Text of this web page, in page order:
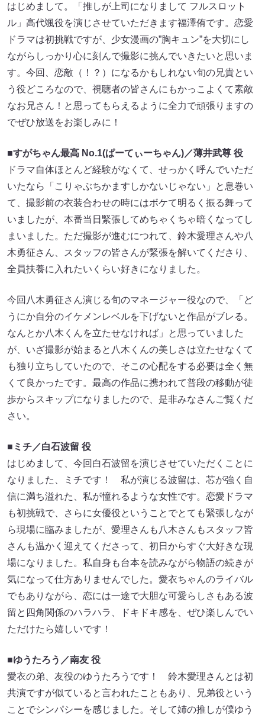
はじめまして。「推しが上司になりまして フルスロット
ル」⾼代颯役を演じさせていただきます福澤侑です。恋愛
ドラマは初挑戦ですが、少⼥漫画の”胸キュン”を⼤切にし
ながらしっかり⼼に刻んで撮影に挑んでいきたいと思いま
す。今回、恋敵（！？）になるかもしれない旬の兄貴とい
う役どころなので、視聴者の皆さんにもかっこよくて素敵
なお兄さん！と思ってもらえるように全⼒で頑張りますの
でぜひ放送をお楽しみに！
■すがちゃん最⾼ No.1(ぱーてぃーちゃん)／薄井武尊 役
ドラマ⾃体ほとんど経験がなくて、せっかく呼んでいただ
いたなら「こりゃぶちかますしかないじゃない」と息巻い
て、撮影前の⾐装合わせの時にはボケて明るく振る舞って
いましたが、本番当⽇緊張してめちゃくちゃ暗くなってし
まいました。ただ撮影が進むにつれて、鈴⽊愛理さんや⼋
⽊勇征さん、スタッフの皆さんが緊張を解いてくださり、
全員扶養に⼊れたいくらい好きになりました。
今回⼋⽊勇征さん演じる旬のマネージャー役なので、「ど
うにか⾃分のイケメンレベルを下げないと作品がブレる。
なんとか⼋⽊くんを⽴たせなければ」と思っていました
が、いざ撮影が始まると⼋⽊くんの美しさは⽴たせなくて
も独り⽴ちしていたので、そこの⼼配をする必要は全く無
くて良かったです。最⾼の作品に携われて普段の移動が徒
歩からスキップになりましたので、是⾮みなさんご覧くだ
さい。
■ミチ／⽩⽯波留 役
はじめまして、今回⽩⽯波留を演じさせていただくことに
なりました、ミチです！ 私が演じる波留は、芯が強く⾃
信に満ち溢れた、私が憧れるような⼥性です。恋愛ドラマ
も初挑戦で、さらに⼥優役ということでとても緊張しなが
ら現場に臨みましたが、愛理さんも⼋⽊さんもスタッフ皆
さんも温かく迎えてくださって、初⽇からすぐ⼤好きな現
場になりました。私⾃⾝も台本を読みながら物語の続きが
気になって仕⽅ありませんでした。愛⾐ちゃんのライバル
でもありながら、恋には⼀途で⼤胆な可愛らしさもある波
留と四⾓関係のハラハラ、ドキドキ感を、ぜひ楽しんでい
ただけたら嬉しいです！
■ゆうたろう／南友 役
愛⾐の弟、友役のゆうたろうです！ 鈴⽊愛理さんとは初
共演ですが似ていると⾔われたこともあり、兄弟役という
ことでシンパシーを感じました。そして姉の推しが僕ゆう